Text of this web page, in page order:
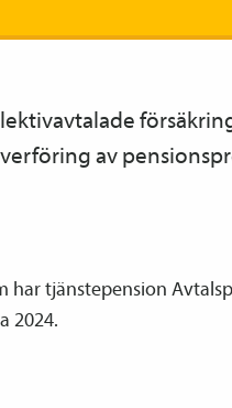
av
har tjänste­pension
2024.